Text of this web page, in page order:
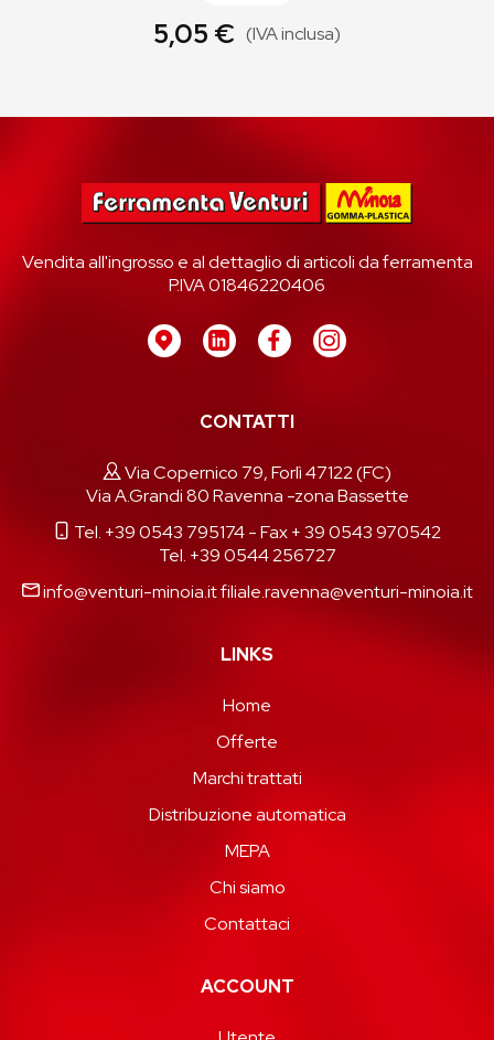
5,05 € (IVA inclusa)
Vendita all'ingrosso e al dettaglio di articoli da ferramenta
P.IVA 01846220406
CONTATTI
Via Copernico 79, Forlì 47122 (FC)
Via A.Grandi 80 Ravenna -zona Bassette
Tel. +39 0543 795174- Fax + 39 0543 970542
Tel. +39 0544 256727
info@venturi-minoia.itfiliale.ravenna@venturi-minoia.it
LINKS
Home
Offerte
Marchi trattati
Distribuzione automatica
MEPA
Chi siamo
Contattaci
ACCOUNT